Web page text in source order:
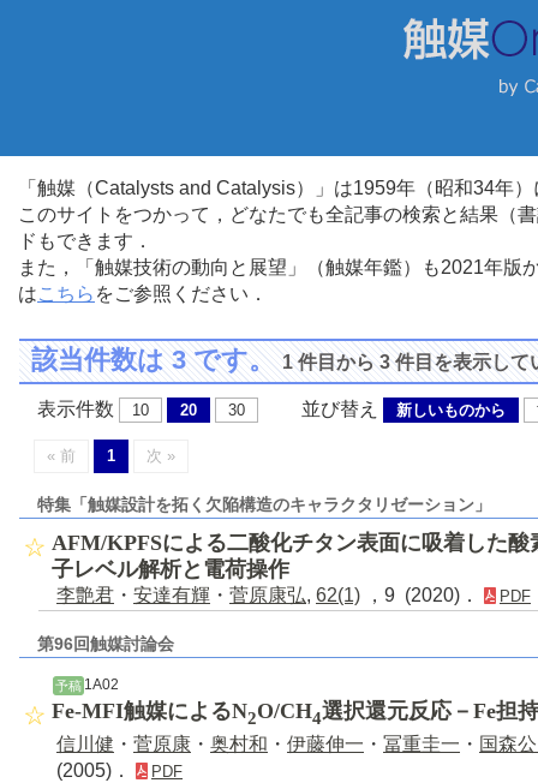
「触媒（Catalysts and Catalysis）」は1959年（昭和34年
このサイトをつかって，どなたでも全記事の検索と結果（
ドもできます．
また，「触媒技術の動向と展望」（触媒年鑑）も2021年
はこちら をご参照ください．
該当件数は 3 です。1 件目から 3 件目を表示して
表示件数 10 20 30 並び替え 新しいものから
« 前 1 次 »
特集「触媒設計を拓く欠陥構造のキャラクタリゼーション」
AFM/KPFSによる二酸化チタン表面に吸着した
子レベル解析と電荷操作
李艶君 ・ 安達有輝 ・ 菅原康弘, 62(1) ，9 (2020)． PDF
第96回触媒討論会
予稿 1A02
Fe-MFI触媒によるN2O/CH4選択還元反応－Fe担
信川健 ・ 菅原康 ・ 奥村和 ・ 伊藤伸一 ・ 冨重圭一 ・ 国森
(2005)．
PDF